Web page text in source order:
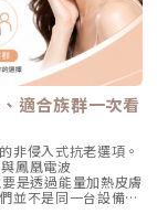
肌患者往往陷入兩
副作用。隨著 2026
，無疑為醫學美容界
極長效性的無藥物解
，精準轉移至局部的
覆擦藥、吃藥的無盡
康臉龐，建議尋求專
，為自己預約一個遠
的養膚效果。適合族
對部分能量型療程較
估）。效果與特色：
簡單，反黑機率極
質與毛孔細緻度的新
怎麼挑選，我們整理
養黃金法則許多人投
效果，甚至增加色素
療程效果：1. 加強保
易出現乾燥與水分流
品（如玻尿酸、神經
曬措施術後肌膚對紫
以上），並搭配帽
免刺激性保養於恢復
讓整個治療更溫和，
核心技術的搭配，
穩定的方式改善色
。Reepot 為何能將
能做到治療後「撕
設計密切相關。
色素逐漸被帶向角質
境，讓色素在代謝期
員取下，老化角質連
改善效果。以冷卻保
讓治療成果更直觀。
特別適合以下肌
，看起來不夠乾淨
音波能量，常見名
聚焦到皮膚深層，形
分音波療程可透過不
例如常被討論的
拉皮手術也會處理這
送到較深層的支撐結
下顎線變清楚、嘴邊
如果你的困擾不是細
照時下半臉變重」，
深越好、越痛越有
師必須依照臉型、脂
或發數不合適，都可
提 音
適合族群一次看
非侵入式抗老選項。
鳳凰電波
是透過能量加熱皮膚
並不是同一台設備，